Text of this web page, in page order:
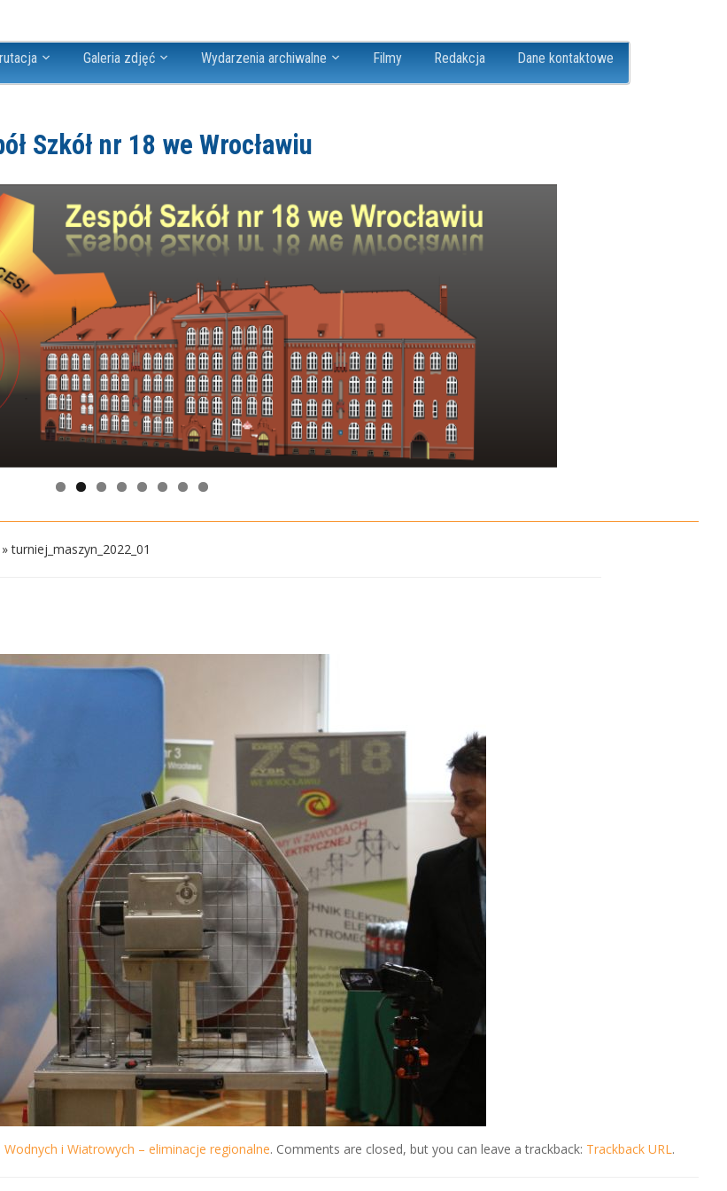
Galeria zdjęć Wydarzenia archiwalne Filmy Redakcja Dane kontaktowe
Szkół nr 18 we Wrocławiu
»turniej_maszyn_2022_01
Wodnych i Wiatrowych – eliminacje regionalne. Comments are closed, but you can leave a trackback: Trackback URL.